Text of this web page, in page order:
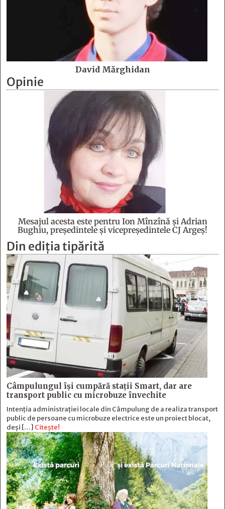
David Mărghidan
Opinie
Mesajul acesta este pentru Ion Mînzînă şi Adrian
Bughiu, preşedintele şi vicepreşedintele CJ Argeş!
Din ediția tipărită
Câmpulungul îşi cumpără staţii Smart, dar are
transport public cu microbuze învechite
Intenția administrației locale din Câmpulung de a realiza transport
public de persoane cu microbuze electrice este un proiect blocat,
deși […] Citește!